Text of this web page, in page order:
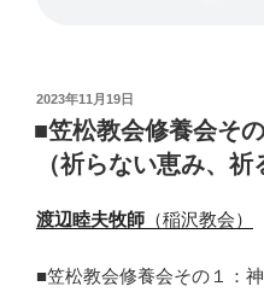
投
日:
2023年11月19日
■笠松教会修養会そ
（祈らない恵み、
渡辺睦夫牧師 （稲沢教会）
■笠松教会修養会その１：